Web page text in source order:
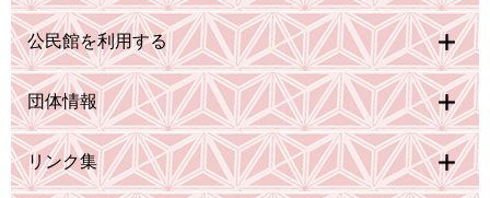
公民館を利用する
団体情報
リンク集